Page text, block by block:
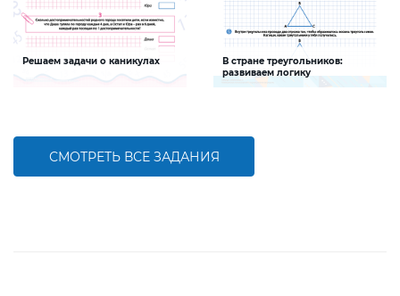
Решаем задачи о каникулах
В стране треугольников:
развиваем логику
СМОТРЕТЬ ВСЕ ЗАДАНИЯ